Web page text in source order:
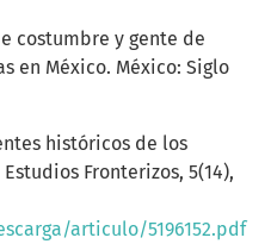
costumbre y gente de
en México. México: Siglo
históricos de los
Fronterizos, 5(14),
articulo/5196152.pdf